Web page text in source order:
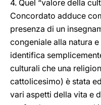
4. Quel “valore della
Concordato adduce
presenza di un
congeniale alla natura
identifica
culturali che una
cattolicesimo) è stata
vari aspetti della vita e